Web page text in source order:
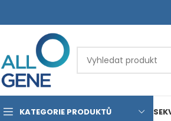
KATEGORIE PRODUKTŮ